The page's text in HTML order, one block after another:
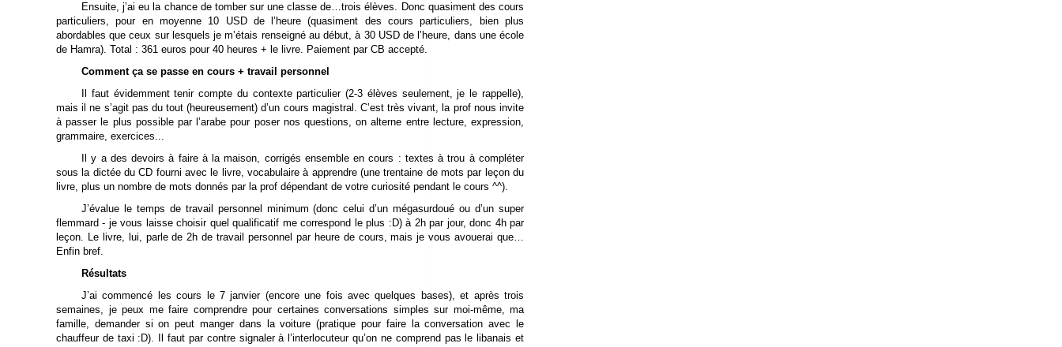
Ensuite, j’ai eu la chance de tomber sur une classe de…trois élèves. Donc quasiment des cours
particuliers, pour en moyenne 10 USD de l’heure (quasiment des cours particuliers, bien plus
abordables que ceux sur lesquels je m’étais renseigné au début, à 30 USD de l’heure, dans une école
de Hamra). Total : 361 euros pour 40 heures + le livre. Paiement par CB accepté.
Comment ça se passe en cours + travail personnel
Il faut évidemment tenir compte du contexte particulier (2-3 élèves seulement, je le rappelle),
mais il ne s’agit pas du tout (heureusement) d’un cours magistral. C’est très vivant, la prof nous invite
à passer le plus possible par l’arabe pour poser nos questions, on alterne entre lecture, expression,
grammaire, exercices...
Il y a des devoirs à faire à la maison, corrigés ensemble en cours : textes à trou à compléter
sous la dictée du CD fourni avec le livre, vocabulaire à apprendre (une trentaine de mots par leçon du
livre, plus un nombre de mots donnés par la prof dépendant de votre curiosité pendant le cours ^^).
J’évalue le temps de travail personnel minimum (donc celui d’un mégasurdoué ou d’un super
flemmard - je vous laisse choisir quel qualificatif me correspond le plus :D) à 2h par jour, donc 4h par
leçon. Le livre, lui, parle de 2h de travail personnel par heure de cours, mais je vous avouerai que…
Enfin bref.
Résultats
J’ai commencé les cours le 7 janvier (encore une fois avec quelques bases), et après trois
semaines, je peux me faire comprendre pour certaines conversations simples sur moi-même, ma
famille, demander si on peut manger dans la voiture (pratique pour faire la conversation avec le
chauffeur de taxi :D). Il faut par contre signaler à l’interlocuteur qu’on ne comprend pas le libanais et